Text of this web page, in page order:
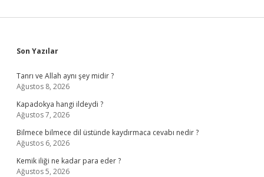
Sidebar
Son Yazılar
Tanrı ve Allah aynı şey midir ?
Ağustos 8, 2026
Kapadokya hangi ildeydi ?
Ağustos 7, 2026
Bilmece bilmece dil üstünde kaydırmaca cevabı nedir ?
Ağustos 6, 2026
Kemik iliği ne kadar para eder ?
Ağustos 5, 2026